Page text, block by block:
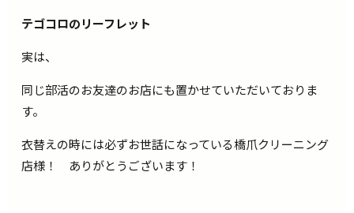
テゴコロのリーフレット
実は、
同じ部活のお友達のお店にも置かせていただいておりま
す。
衣替えの時には必ずお世話になっている橋爪クリーニング
店様！ ありがとうございます！